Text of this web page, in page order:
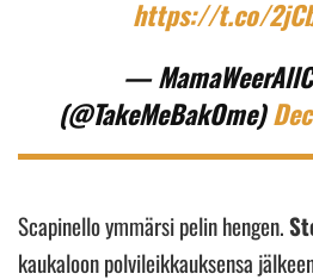
https://t.co/
—
(@TakeMeBakOme)
Scapinello ymmärsi pelin hengen.
kaukaloon polvileikkauksensa